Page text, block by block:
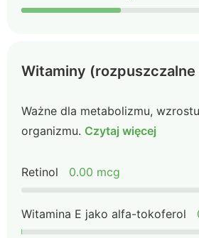
Witaminy (rozpuszczalne
Ważne dla metabolizmu,
organizmu. Czytaj więcej
Retinol 0.00 mcg
Witamina E jako alfa-tokoferol